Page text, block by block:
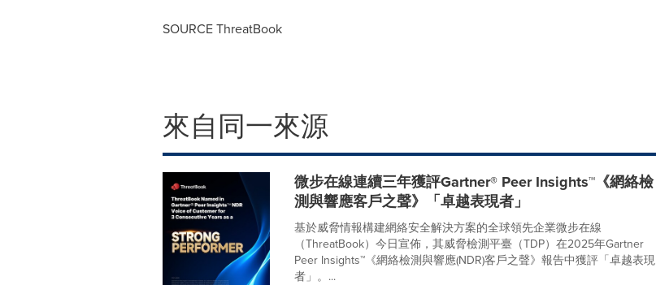
SOURCE ThreatBook
來自同一來源
微步在線連續三年獲評Gartner® Peer Insights™《網絡檢
測與響應客戶之聲》「卓越表現者」
基於威脅情報構建網絡安全解決方案的全球領先企業微步在線
（ThreatBook）今日宣佈，其威脅檢測平臺（TDP）在2025年Gartner
Peer Insights™《網絡檢測與響應(NDR)客戶之聲》報告中獲評「卓越表現
者」。...